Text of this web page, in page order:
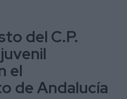
del C.P.
el
de Andalucía